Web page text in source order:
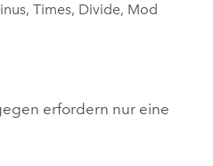
,Times, Divide, Mod
erfordern nur eine